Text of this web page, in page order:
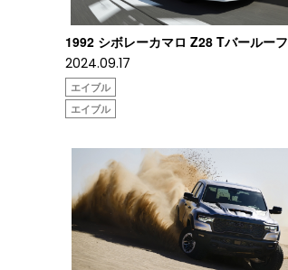
1992 シボレーカマロ Z28 Tバールーフ
2024.09.17
エイブル
エイブル